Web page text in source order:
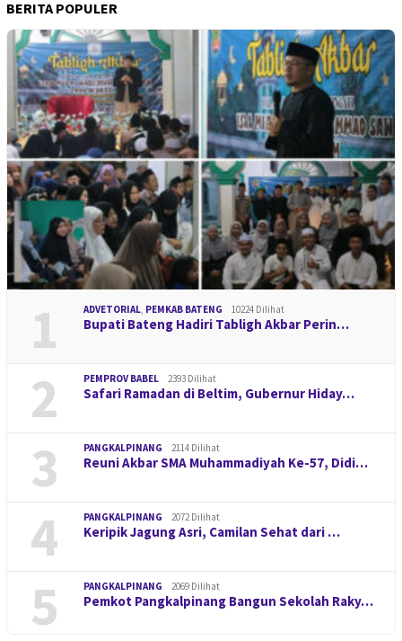
BERITA POPULER
1 ADVETORIAL, PEMKAB BATENG 10224 Dilihat
Bupati Bateng Hadiri Tabligh Akbar Perin…
2 PEMPROV BABEL 2393 Dilihat
Safari Ramadan di Beltim, Gubernur Hiday…
3 PANGKALPINANG 2114 Dilihat
Reuni Akbar SMA Muhammadiyah Ke-57, Didi…
4 PANGKALPINANG 2072 Dilihat
Keripik Jagung Asri, Camilan Sehat dari …
5 PANGKALPINANG 2069 Dilihat
Pemkot Pangkalpinang Bangun Sekolah Raky…